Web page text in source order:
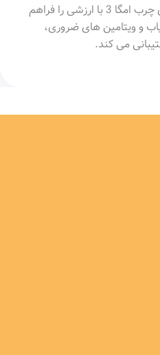
روغن ماهی سالمون اسیدهای چرب امگا 3 با ارزشی را فراهم
و ویتامین های ضروری،
می کند.